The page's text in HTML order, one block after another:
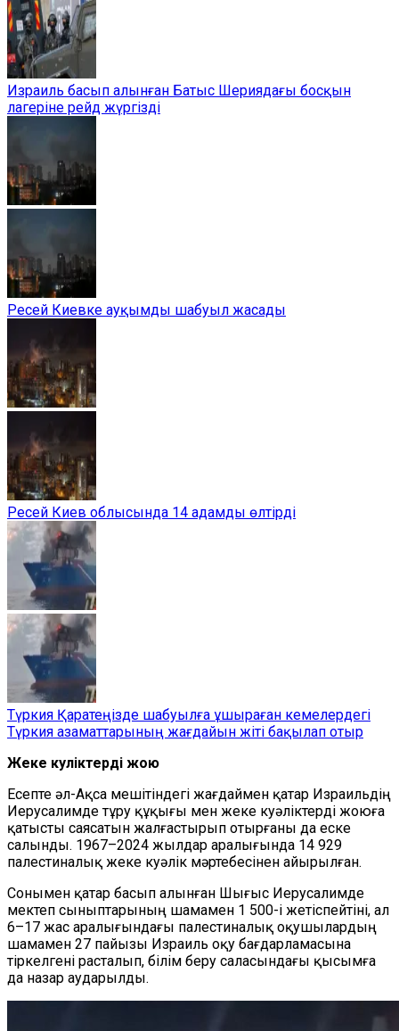
Израиль басып алынған Батыс Шериядағы босқын
лагеріне рейд жүргізді
Ресей Киевке ауқымды шабуыл жасады
Ресей Киев облысында 14 адамды өлтірді
Түркия Қаратеңізде шабуылға ұшыраған кемелердегі
Түркия азаматтарының жағдайын жіті бақылап отыр
Жеке куәліктерді жою
Есепте әл-Ақса мешітіндегі жағдаймен қатар Израильдің
Иерусалимде тұру құқығы мен жеке куәліктерді жоюға
қатысты саясатын жалғастырып отырғаны да еске
салынды. 1967–2024 жылдар аралығында 14 929
палестиналық жеке куәлік мәртебесінен айырылған.
Сонымен қатар басып алынған Шығыс Иерусалимде
мектеп сыныптарының шамамен 1 500-і жетіспейтіні, ал
6–17 жас аралығындағы палестиналық оқушылардың
шамамен 27 пайызы Израиль оқу бағдарламасына
тіркелгені расталып, білім беру саласындағы қысымға
да назар аударылды.